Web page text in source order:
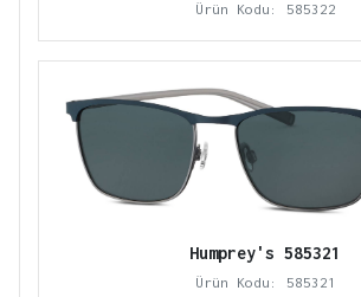
Ürün Kodu: 585322
Humprey's 585321
Ürün Kodu: 585321